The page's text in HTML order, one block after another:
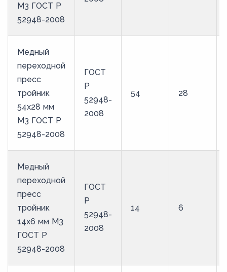
М3 ГОСТ Р
52948-2008
Медный
переходной
пресс
тройник
54х28 мм
М3 ГОСТ Р
52948-2008
ГОСТ
Р
52948-
2008
54 28
Медный
переходной
пресс
тройник
14х6 мм М3
ГОСТ Р
52948-2008
ГОСТ
Р
52948-
2008
14 6